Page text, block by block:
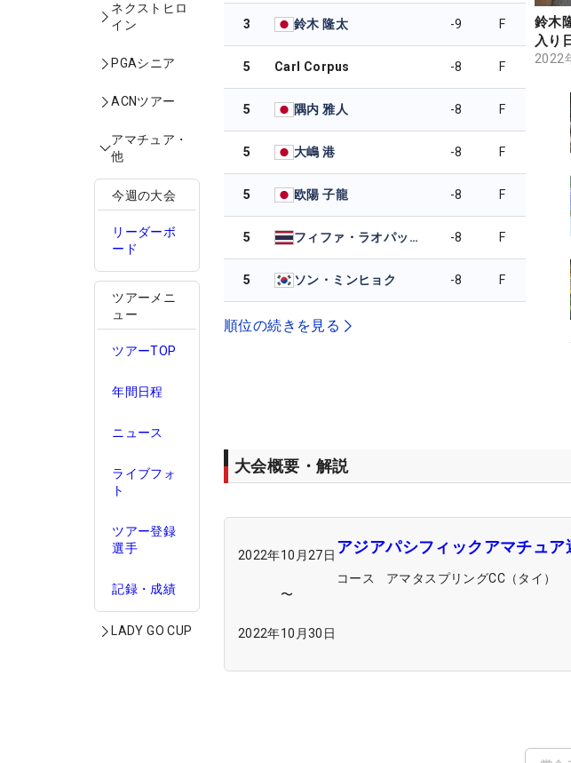
ネクストヒロ
イン
PGAシニア
ACNツアー
アマチュア・
他
今週の大会
リーダーボ
ード
ツアーメニ
ュー
ツアーTOP
年間日程
ニュース
ライブフォ
ト
ツアー登録
選手
記録・成績
LADY GO CUP
3 鈴木 隆太 -9 F
5 Carl Corpus -8 F
5 隅内 雅人 -8 F
5 大嶋 港 -8 F
5 欧陽 子龍 -8 F
5 フィファ・ラオパックディ -8 F
5 ソン・ミンヒョク -8 F
順位の続きを見る
鈴木
入り
ィッ
2022
大会概要・解説
2022年10月27日
〜
2022年10月30日
アジアパシフィックアマチュア
コース アマタスプリングCC（タイ）